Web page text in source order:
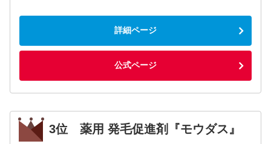
詳細ページ
公式ページ
3位 薬用 発毛促進剤『モウダス』